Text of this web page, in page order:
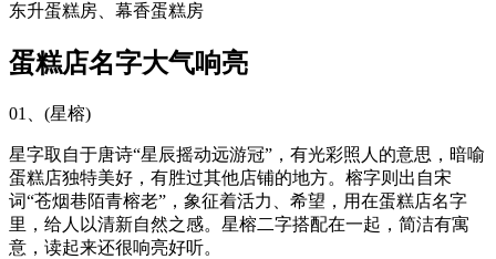
东升蛋糕房、幕香蛋糕房
蛋糕店名字大气响亮
01、(星榕)
星字取自于唐诗“星辰摇动远游冠”，有光彩照人的意思，暗喻
蛋糕店独特美好，有胜过其他店铺的地方。榕字则出自宋
词“苍烟巷陌青榕老”，象征着活力、希望，用在蛋糕店名字
里，给人以清新自然之感。星榕二字搭配在一起，简洁有寓
意，读起来还很响亮好听。